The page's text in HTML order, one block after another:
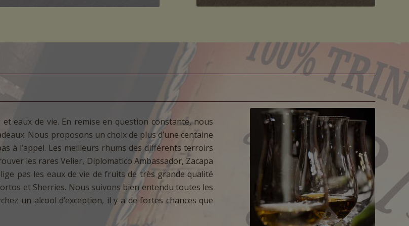
eaux de vie. En remise en question constante, nous
Nous proposons un choix de plus d’une centaine
à l’appel. Les meilleurs rhums des différents terroirs
les rares Velier, Diplomatico Ambassador, Zacapa
pas les eaux de vie de fruits de très grande qualité
et Sherries. Nous suivons bien entendu toutes les
un alcool d’exception, il y a de fortes chances que